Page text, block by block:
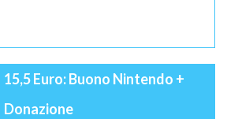
15,5 Euro: Buono Nintendo +
Donazione